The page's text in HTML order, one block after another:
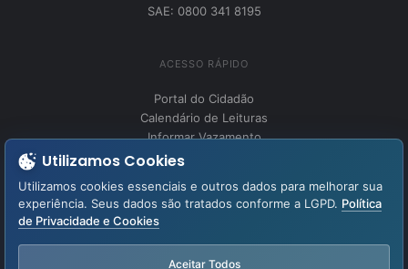
SAE: 0800 341 8195
ACESSO RÁPIDO
Portal do Cidadão
Calendário de Leituras
Informar Vazamento
INSTITUCIONAL
Perguntas Frequentes
LGPD – Lei Geral de Proteção de Dados
Utilizamos Cookies
Utilizamos cookies essenciais e outros dados para melhorar sua
experiência. Seus dados são tratados conforme a LGPD. Política
de Privacidade e Cookies
Aceitar Todos